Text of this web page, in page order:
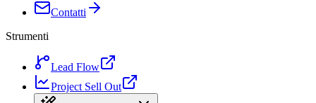
Contatti
Strumenti
Lead Flow
Project Sell Out